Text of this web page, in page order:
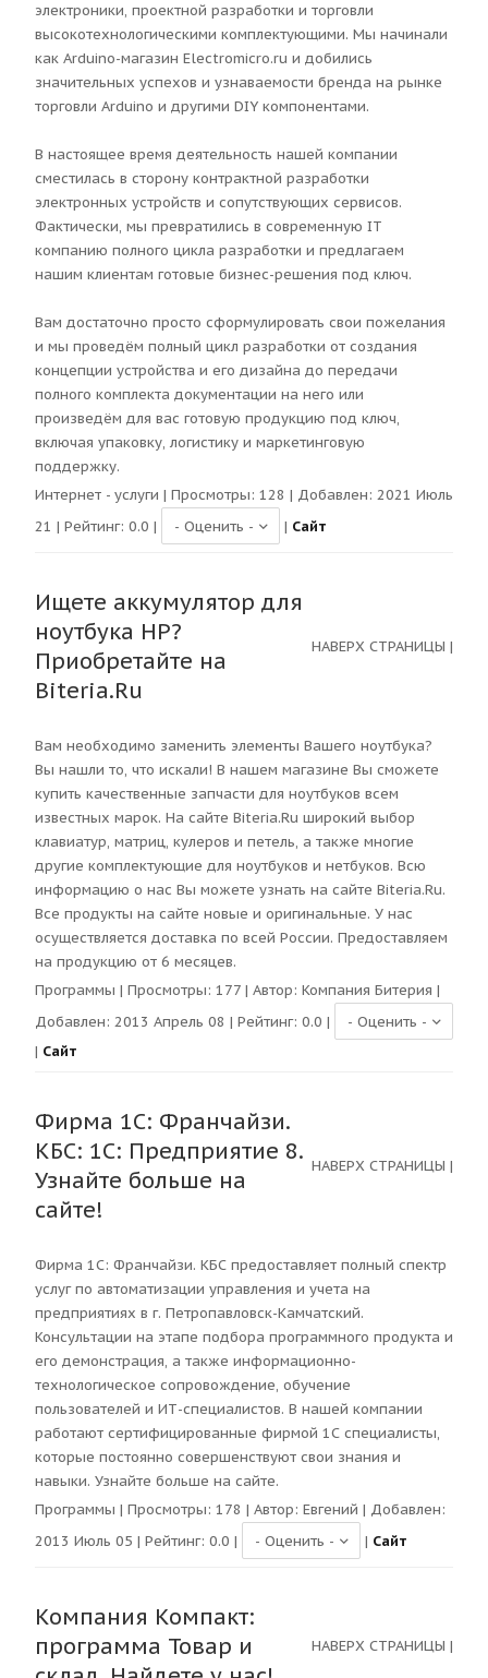
электроники, проектной разработки и торговли
высокотехнологическими комплектующими. Мы начинали
как Arduino-магазин Electromicro.ru и добились
значительных успехов и узнаваемости бренда на рынке
торговли Arduino и другими DIY компонентами.
В настоящее время деятельность нашей компании
сместилась в сторону контрактной разработки
электронных устройств и сопутствующих сервисов.
Фактически, мы превратились в современную IT
компанию полного цикла разработки и предлагаем
нашим клиентам готовые бизнес-решения под ключ.
Вам достаточно просто сформулировать свои пожелания
и мы проведём полный цикл разработки от создания
концепции устройства и его дизайна до передачи
полного комплекта документации на него или
произведём для вас готовую продукцию под ключ,
включая упаковку, логистику и маркетинговую
поддержку.
Интернет - услуги | Просмотры: 128 | Добавлен: 2021 Июль
21 | Рейтинг: 0.0 | | Сайт
Ищете аккумулятор для
ноутбука HP?
Приобретайте на
Biteria.Ru
НАВЕРХ СТРАНИЦЫ |
Вам необходимо заменить элементы Вашего ноутбука?
Вы нашли то, что искали! В нашем магазине Вы сможете
купить качественные запчасти для ноутбуков всем
известных марок. На сайте Biteria.Ru широкий выбор
клавиатур, матриц, кулеров и петель, а также многие
другие комплектующие для ноутбуков и нетбуков. Всю
информацию о нас Вы можете узнать на сайте Biteria.Ru.
Все продукты на сайте новые и оригинальные. У нас
осуществляется доставка по всей России. Предоставляем
на продукцию от 6 месяцев.
Программы | Просмотры: 177 | Автор: Компания Битерия |
Добавлен: 2013 Апрель 08 | Рейтинг: 0.0 |
| Сайт
Фирма 1С: Франчайзи.
КБС: 1C: Предприятие 8.
Узнайте больше на
сайте!
НАВЕРХ СТРАНИЦЫ |
Фирма 1С: Франчайзи. КБС предоставляет полный спектр
услуг по автоматизации управления и учета на
предприятиях в г. Петропавловск-Камчатский.
Консультации на этапе подбора программного продукта и
его демонстрация, а также информационно-
технологическое сопровождение, обучение
пользователей и ИТ-специалистов. В нашей компании
работают сертифицированные фирмой 1С специалисты,
которые постоянно совершенствуют свои знания и
навыки. Узнайте больше на сайте.
Программы | Просмотры: 178 | Автор: Евгений | Добавлен:
2013 Июль 05 | Рейтинг: 0.0 | | Сайт
Компания Компакт:
программа Товар и
НАВЕРХ СТРАНИЦЫ |